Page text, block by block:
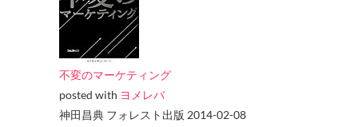
不変のマーケティング
posted with ヨメレバ
神田昌典 フォレスト出版 2014-02-08